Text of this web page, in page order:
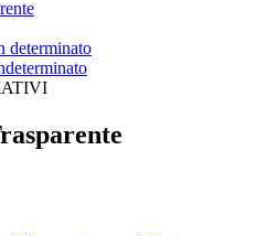
determinato